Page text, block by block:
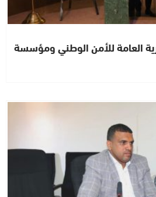
العامة للأمن الوطني ومؤسسة